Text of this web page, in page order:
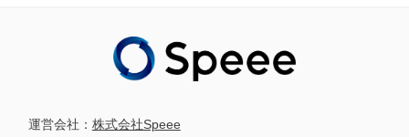
運営会社： 株式会社Speee